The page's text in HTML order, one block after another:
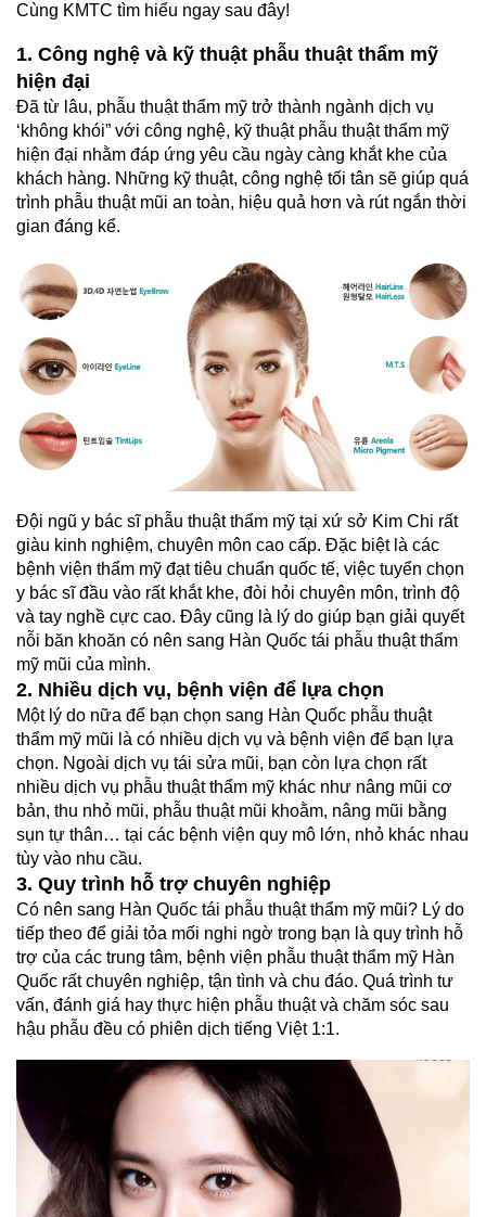
Cùng KMTC tìm hiểu ngay sau đây!
1. Công nghệ và kỹ thuật phẫu thuật thẩm mỹ
hiện đại
Đã từ lâu, phẫu thuật thẩm mỹ trở thành ngành dịch vụ
‘không khói” với công nghệ, kỹ thuật phẫu thuật thẩm mỹ
hiện đại nhằm đáp ứng yêu cầu ngày càng khắt khe của
khách hàng. Những kỹ thuật, công nghệ tối tân sẽ giúp quá
trình phẫu thuật mũi an toàn, hiệu quả hơn và rút ngắn thời
gian đáng kể.
Đội ngũ y bác sĩ phẫu thuật thẩm mỹ tại xứ sở Kim Chi rất
giàu kinh nghiệm, chuyên môn cao cấp. Đặc biệt là các
bệnh viện thẩm mỹ đạt tiêu chuẩn quốc tế, việc tuyển chọn
y bác sĩ đầu vào rất khắt khe, đòi hỏi chuyên môn, trình độ
và tay nghề cực cao. Đây cũng là lý do giúp bạn giải quyết
nỗi băn khoăn có nên sang Hàn Quốc tái phẫu thuật thẩm
mỹ mũi của mình.
2. Nhiều dịch vụ, bệnh viện để lựa chọn
Một lý do nữa để bạn chọn sang Hàn Quốc phẫu thuật
thẩm mỹ mũi là có nhiều dịch vụ và bệnh viện để bạn lựa
chọn. Ngoài dịch vụ tái sửa mũi, bạn còn lựa chọn rất
nhiều dịch vụ phẫu thuật thẩm mỹ khác như nâng mũi cơ
bản, thu nhỏ mũi, phẫu thuật mũi khoằm, nâng mũi bằng
sụn tự thân… tại các bệnh viện quy mô lớn, nhỏ khác nhau
tùy vào nhu cầu.
3. Quy trình hỗ trợ chuyên nghiệp
Có nên sang Hàn Quốc tái phẫu thuật thẩm mỹ mũi? Lý do
tiếp theo để giải tỏa mối nghi ngờ trong bạn là quy trình hỗ
trợ của các trung tâm, bệnh viện phẫu thuật thẩm mỹ Hàn
Quốc rất chuyên nghiệp, tận tình và chu đáo. Quá trình tư
vấn, đánh giá hay thực hiện phẫu thuật và chăm sóc sau
hậu phẫu đều có phiên dịch tiếng Việt 1:1.